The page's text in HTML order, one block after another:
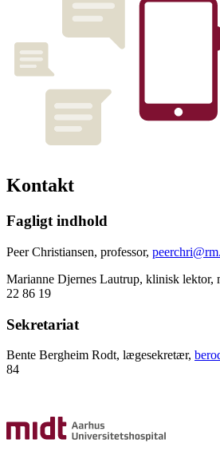
Kontakt
Fagligt indhold
Peer Christiansen, professor,
Marianne Djernes Lautrup, klinisk lektor,
22 86 19
Sekretariat
Bente Bergheim Rodt, lægesekretær,
84